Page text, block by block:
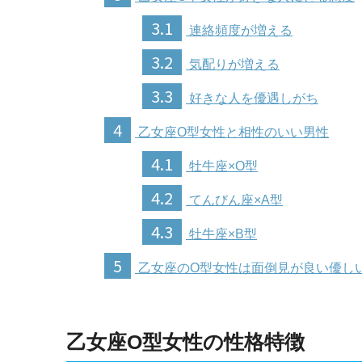
3.1 連絡頻度が増える
3.2 気配りが増える
3.3 好きな人を優遇しがち
4 乙女座O型女性と相性のいい男性
4.1 牡牛座×O型
4.2 てんびん座×A型
4.3 牡牛座×B型
5 乙女座のO型女性は面倒見が良い優し
乙女座O型女性の性格特徴